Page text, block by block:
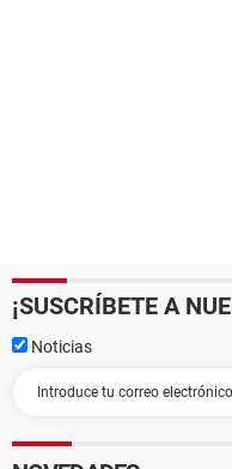
¡SUSCRÍBETE A
Noticias